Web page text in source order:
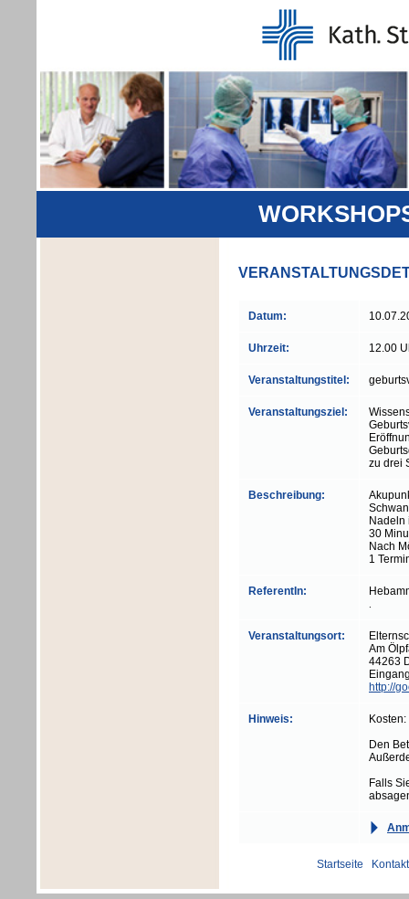
Datum:
Uhrzeit: 12.00
Veranstaltungstitel:
Veranstaltungsziel:
zu drei
Beschreibung:
Nadeln
30
Nach
1
ReferentIn:
.
Veranstaltungsort:
Am
44263
http://
Hinweis:
Den
Falls
Startseite